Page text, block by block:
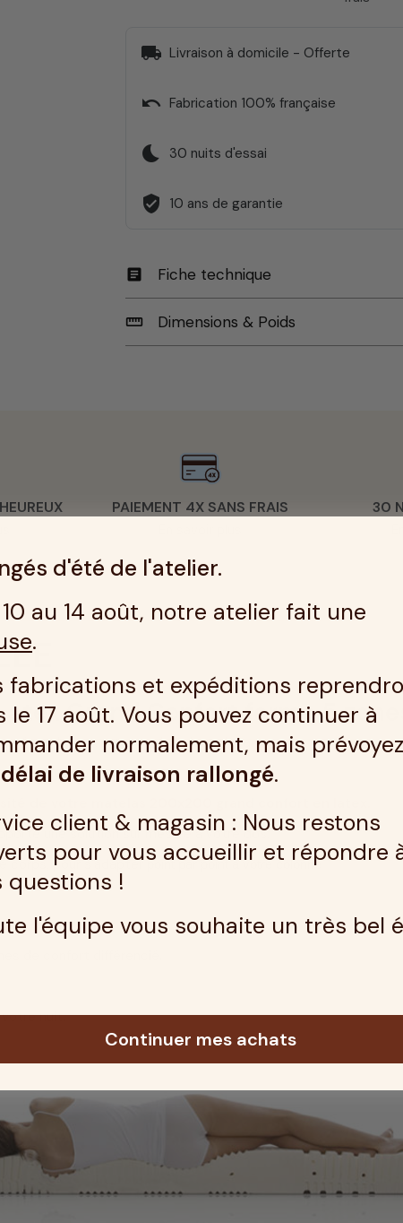
local_shipping Livraison à domicile - Offerte
undo Fabrication 100% française
bedtime 30 nuits d'essai
verified_user 10 ans de garantie
article Fiche technique
straighten Dimensions & Poids
PAIEMENT 4X SANS FRAIS 30
Grand Confort ferme 5
répondre aux attentes les plus exigeantes.
de votre corps.
de votre matelas 200x200 grand confort en latex.
une solution sur mesure à votre dos.
corps, pour s'adapterpoint par point à votre colonne
!
de confort différencié.
nuit.
d'été de l'atelier.
au 14 août, notre atelier fait une
.
fabrications et expéditions
le 17 août. Vous pouvez continuer à
normalement, mais prévoyez
délai de livraison rallongé.
client & magasin : Nous restons
pour vous accueillir et répondre
questions !
l'équipe vous souhaite un très bel
Continuer mes achats